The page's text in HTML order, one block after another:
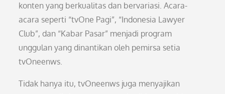
konten yang berkualitas dan bervariasi. Acara-
acara seperti “tvOne Pagi”, “Indonesia Lawyer
Club”, dan “Kabar Pasar” menjadi program
unggulan yang dinantikan oleh pemirsa setia
tvOneenws.
Tidak hanya itu, tvOneenws juga menyajikan